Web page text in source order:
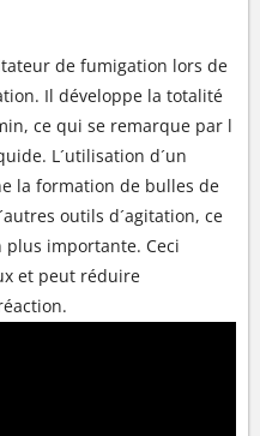
de fumigation lors de
Il développe la totalité
ce qui se remarque par l
L´utilisation d´un
la formation de bulles de
outils d´agitation, ce
importante. Ceci
et peut réduire